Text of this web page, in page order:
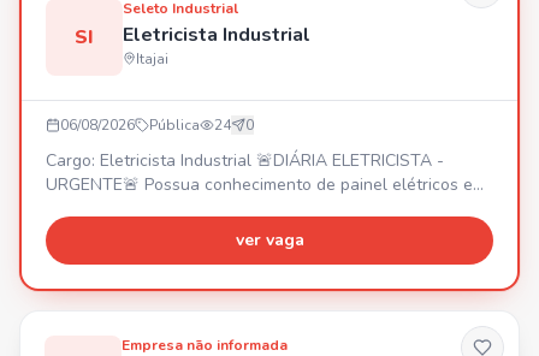
SI
Seleto Industrial
Eletricista Industrial
Itajai
06/08/2026 Pública 24 0
Cargo: Eletricista Industrial 🚨DIÁRIA ELETRICISTA -
URGENTE🚨 Possua conhecimento de painel elétricos e
ver vaga
Empresa não informada